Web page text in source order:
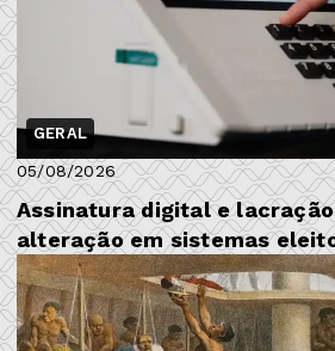
GERAL
05/08/2026
Assinatura digital e
alteração em sistemas